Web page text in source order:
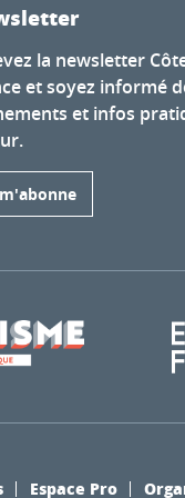
la newsletter
et soyez informé
et infos
Espace Pro